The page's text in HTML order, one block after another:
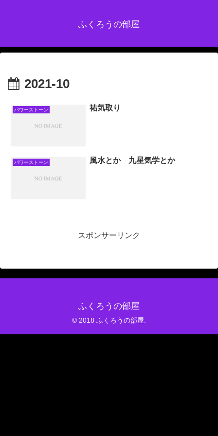
ふくろうの部屋
2021-10
パワーストーン 祐気取り
パワーストーン 風水とか 九星気学とか
スポンサーリンク
ふくろうの部屋
© 2018 ふくろうの部屋.